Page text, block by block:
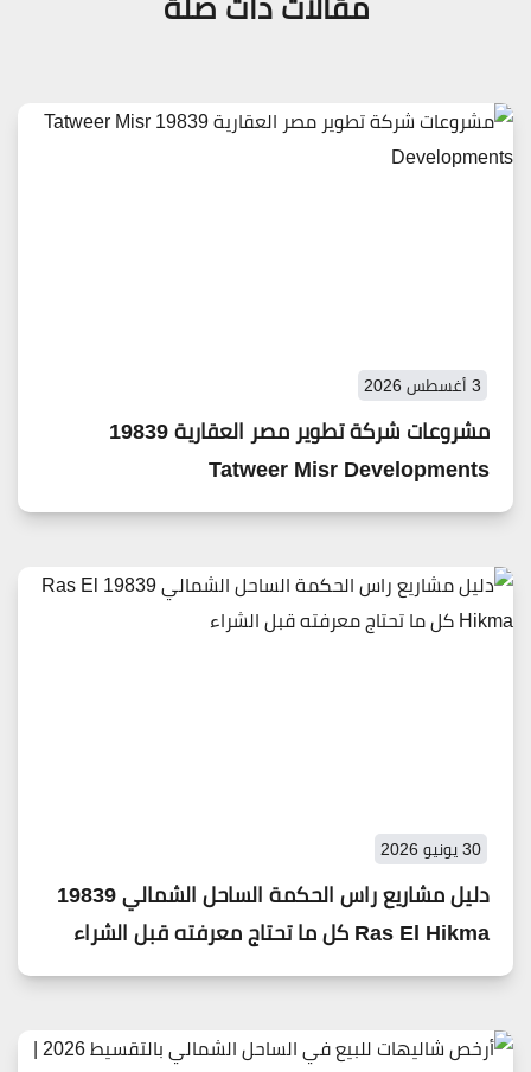
3 أغسطس 2026
مشروعات شركة تطوير مصر العقارية 19839
Tatweer Misr Developments
30 يونيو 2026
دليل مشاريع راس الحكمة الساحل الشمالي 19839
Ras El Hikma كل ما تحتاج معرفته قبل الشراء